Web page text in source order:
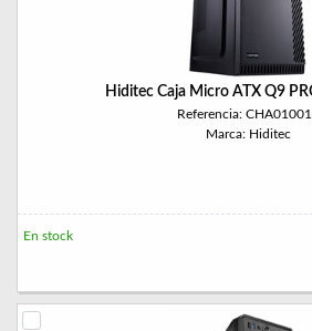
Hiditec Caja Micro ATX Q9
Referencia:
Marca: Hiditec
En stock